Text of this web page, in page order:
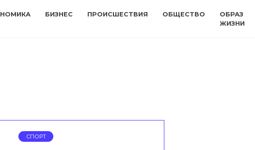
БИЗНЕС ПРОИСШЕСТВИЯ ОБЩЕСТВО
ОБРАЗ
ЖИЗНИ
СПОРТ